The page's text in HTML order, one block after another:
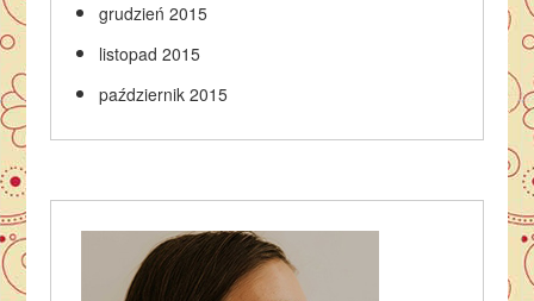
grudzień 2015
listopad 2015
październik 2015